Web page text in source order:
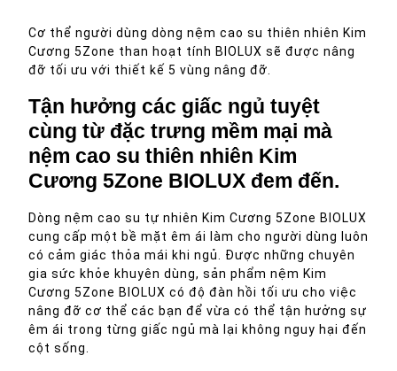
Cơ thể người dùng dòng nệm cao su thiên nhiên Kim
Cương 5Zone than hoạt tính BIOLUX sẽ được nâng
đỡ tối ưu với thiết kế 5 vùng nâng đỡ.
Tận hưởng các giấc ngủ tuyệt
cùng từ đặc trưng mềm mại mà
nệm cao su thiên nhiên Kim
Cương 5Zone BIOLUX đem đến.
Dòng nệm cao su tự nhiên Kim Cương 5Zone BIOLUX
cung cấp một bề mặt êm ái làm cho người dùng luôn
có cảm giác thỏa mái khi ngủ. Được những chuyên
gia sức khỏe khuyên dùng, sản phẩm nệm Kim
Cương 5Zone BIOLUX có độ đàn hồi tối ưu cho việc
nâng đỡ cơ thể các bạn để vừa có thể tận hưởng sự
êm ái trong từng giấc ngủ mà lại không nguy hại đến
cột sống.